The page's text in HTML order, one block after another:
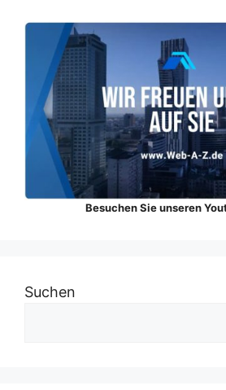
Besuchen Sie unseren
Suchen